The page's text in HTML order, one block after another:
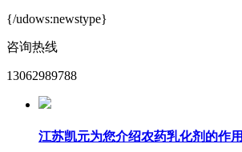
{/udows:newstype}
咨询热线
13062989788
江苏凯元为您介绍农药乳化剂的作用